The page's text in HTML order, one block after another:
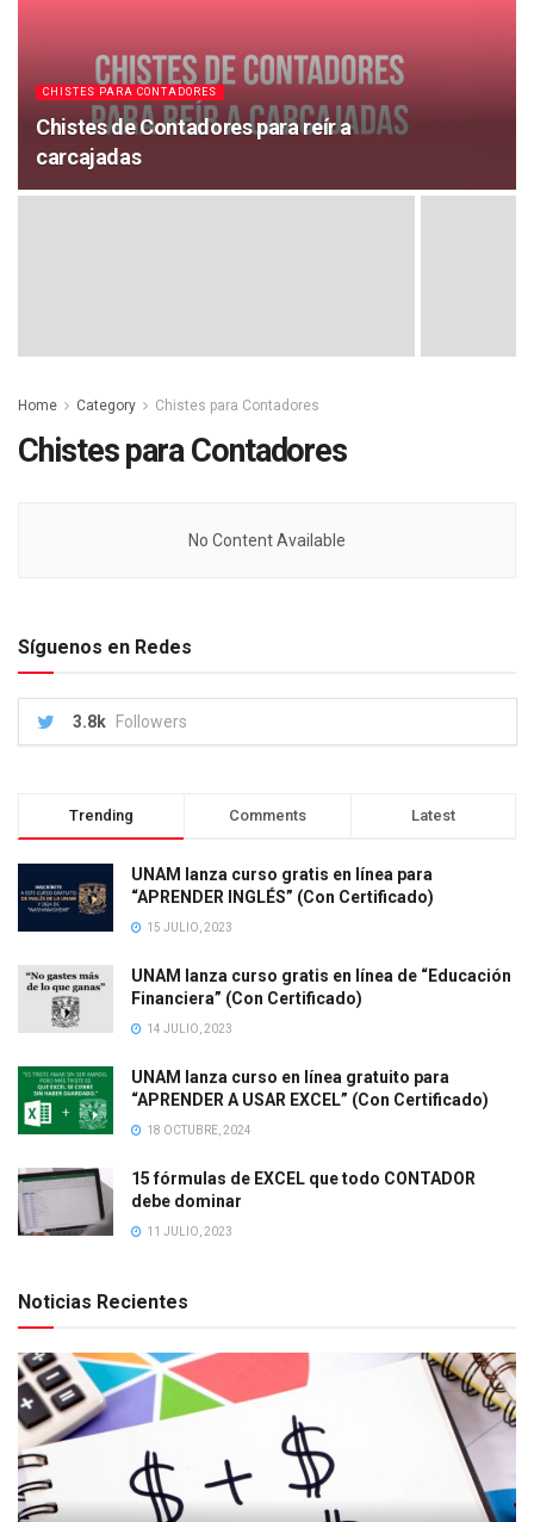
CHISTES PARA CONTADORES
Chistes de Contadores para reír a
carcajadas
Home Category Chistes para Contadores
Chistes para Contadores
No Content Available
Síguenos en Redes
3.8k Followers
Trending Comments Latest
UNAM lanza curso gratis en línea para
“APRENDER INGLÉS” (Con Certificado)
15 JULIO, 2023
UNAM lanza curso gratis en línea de “Educación
Financiera” (Con Certificado)
14 JULIO, 2023
UNAM lanza curso en línea gratuito para
“APRENDER A USAR EXCEL” (Con Certificado)
18 OCTUBRE, 2024
15 fórmulas de EXCEL que todo CONTADOR
debe dominar
11 JULIO, 2023
Noticias Recientes